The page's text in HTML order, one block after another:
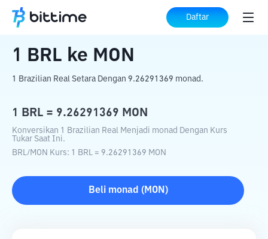
Daftar
Beranda Konverter Kripto ke MON
1 BRL ke MON
1 Brazilian Real Setara Dengan 9.26291369 monad.
1 BRL = 9.26291369 MON
Konversikan 1 Brazilian Real Menjadi monad Dengan Kurs
Tukar Saat Ini.
BRL/MON Kurs: 1 BRL = 9.26291369 MON
Beli monad ( MON )